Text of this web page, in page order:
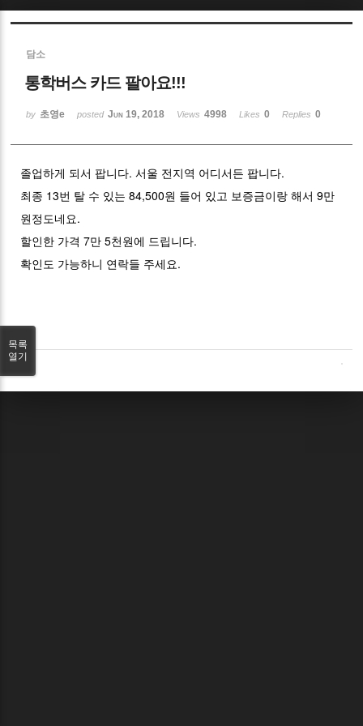
담소
통학버스 카드 팔아요!!!
by 초영e posted Jun 19, 2018 Views 4998 Likes 0 Replies 0
졸업하게 되서 팝니다. 서울 전지역 어디서든 팝니다.
최종 13번 탈 수 있는 84,500원 들어 있고 보증금이랑 해서 9만
원정도네요.
할인한 가격 7만 5천원에 드립니다.
확인도 가능하니 연락들 주세요.
목록
열기
Sketchbook5, 스케치북5
Sketchbook5, 스케치북5